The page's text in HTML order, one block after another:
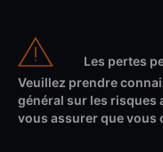
Les pertes
Veuillez prendre
général sur les risques
vous assurer que vous